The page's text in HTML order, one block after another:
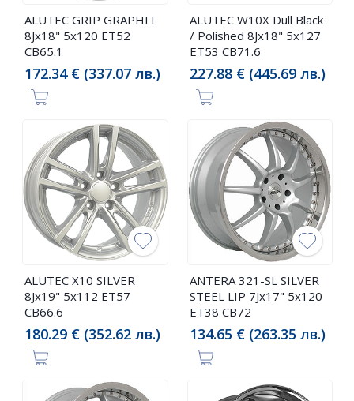
ALUTEC GRIP GRAPHIT
8Jx18" 5x120 ET52
CB65.1
172.34 € (337.07 лв.)
ALUTEC W10X Dull Black
/ Polished 8Jx18" 5x127
ET53 CB71.6
227.88 € (445.69 лв.)
ALUTEC X10 SILVER
8Jx19" 5x112 ET57
CB66.6
180.29 € (352.62 лв.)
ANTERA 321-SL SILVER
STEEL LIP 7Jx17" 5x120
ET38 CB72
134.65 € (263.35 лв.)